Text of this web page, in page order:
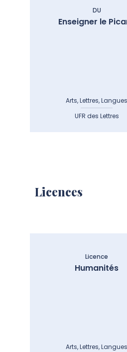
DU
Enseigner le
Arts, Lettres, Langues
UFR des Lettres
Licences
Licence
Humanités
Arts, Lettres, Langues